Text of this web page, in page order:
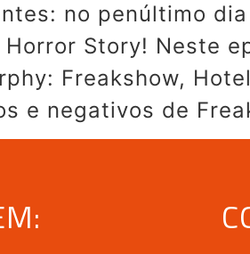
no penúltimo
Story! Neste
Freakshow,
e negativos de